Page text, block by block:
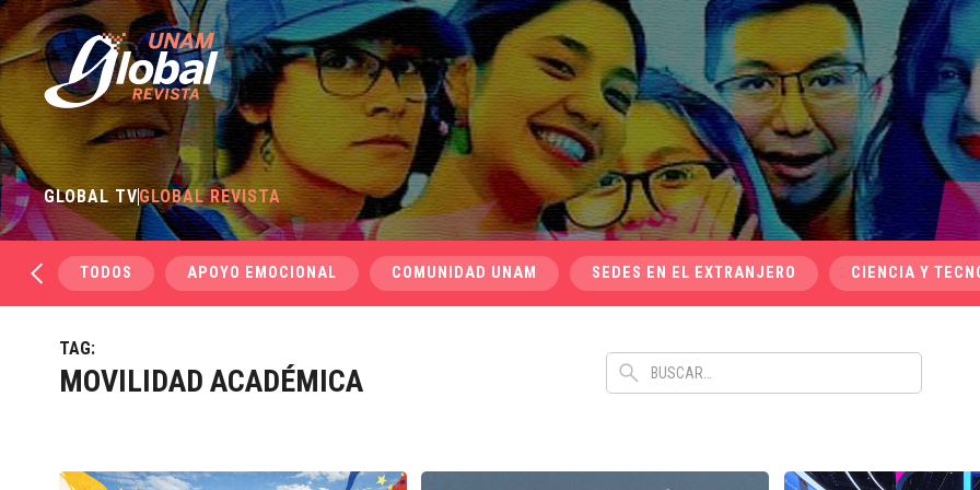
GLOBAL TVGLOBAL REVISTA
TODOS APOYO EMOCIONAL COMUNIDAD UNAM SEDES EN EL EXTRANJERO CIENCIA Y
TAG:
MOVILIDAD ACADÉMICA